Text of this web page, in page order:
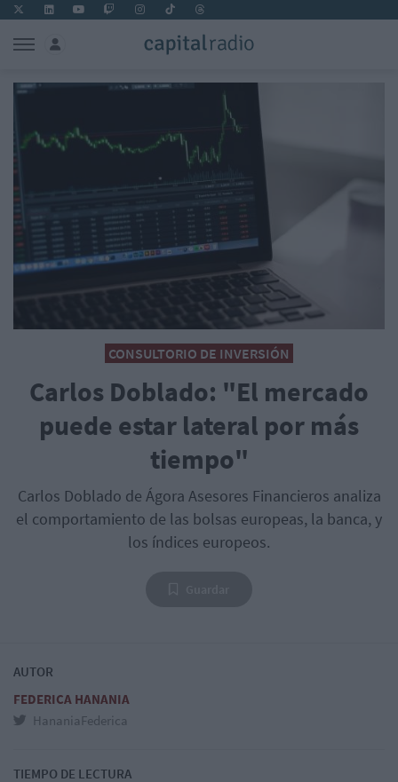
CONSULTORIO DE INVERSIÓN
Carlos Doblado: "El mercado
puede estar lateral por más
tiempo"
Carlos Doblado de Ágora Asesores Financieros analiza
el comportamiento de las bolsas europeas, la banca, y
los índices europeos.
AUTOR
FEDERICA HANANIA
HananiaFederica
TIEMPO DE LECTURA